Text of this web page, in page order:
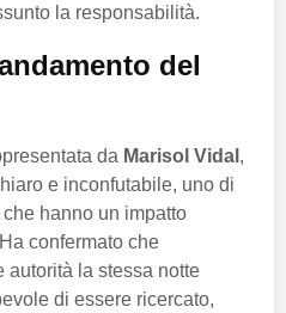
la responsabilità.
del
da Marisol Vidal ,
e inconfutabile, uno di
che hanno un impatto
confermato che
autorità la stessa notte
di essere ricercato,